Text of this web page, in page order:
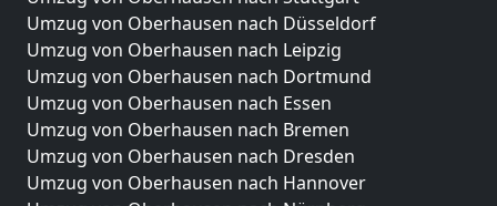
Umzug von Oberhausen nach Düsseldorf
Umzug von Oberhausen nach Leipzig
Umzug von Oberhausen nach Dortmund
Umzug von Oberhausen nach Essen
Umzug von Oberhausen nach Bremen
Umzug von Oberhausen nach Dresden
Umzug von Oberhausen nach Hannover